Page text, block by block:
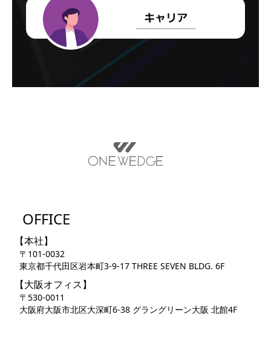
OFFICE
【本社】
〒101-0032
東京都千代田区岩本町3-9-17 THREE SEVEN BLDG. 6F
【大阪オフィス】
〒530-0011
大阪府大阪市北区大深町6-38 グラングリーン大阪 北館4F